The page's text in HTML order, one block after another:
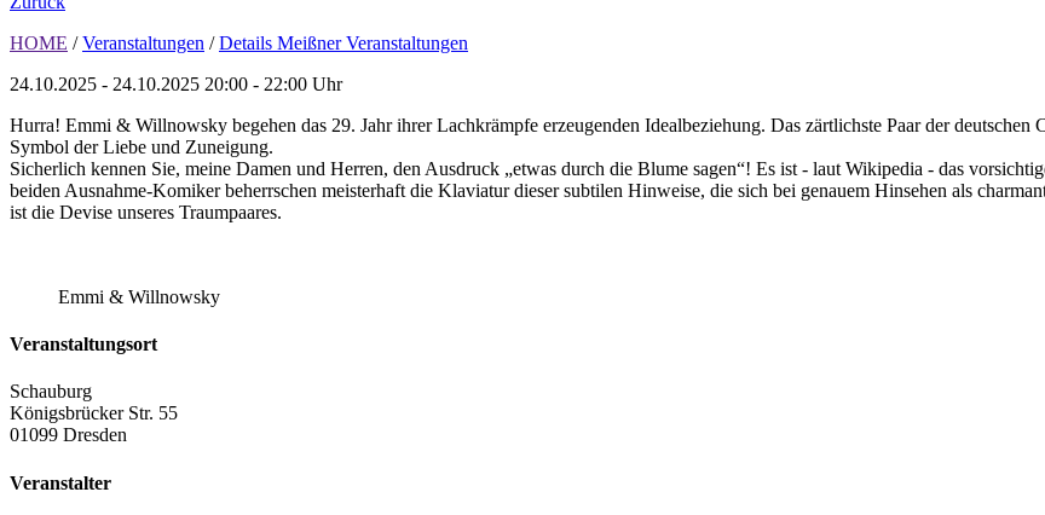
HOME / Veranstaltungen / Details Meißner Veranstaltungen
24.10.2025 - 24.10.2025 20:00 - 22:00 Uhr
Hurra! Emmi & Willnowsky begehen das 29. Jahr ihrer Lachkrämpfe erzeugenden Idealbeziehung. Das zärtlichste Paar der
Symbol der Liebe und Zuneigung.
Sicherlich kennen Sie, meine Damen und Herren, den Ausdruck „etwas durch die Blume sagen“! Es ist - laut Wikipedia - das
beiden Ausnahme-Komiker beherrschen meisterhaft die Klaviatur dieser subtilen Hinweise, die sich bei genauem Hinsehen als
ist die Devise unseres Traumpaares.
Emmi & Willnowsky
Veranstaltungsort
Schauburg
Königsbrücker Str. 55
01099 Dresden
Veranstalter